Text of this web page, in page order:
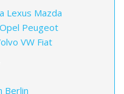
Lexus Mazda
Opel Peugeot
VW Fiat
Berlin